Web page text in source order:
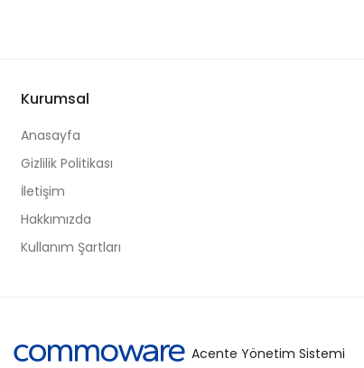
Kurumsal
Anasayfa
Gizlilik Politikası
İletişim
Hakkımızda
Kullanım Şartları
Acente Yönetim Sistemi